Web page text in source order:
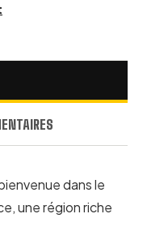
dans le
une région riche